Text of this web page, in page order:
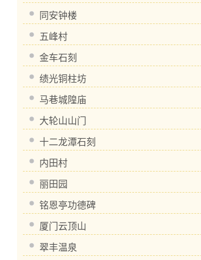
同安钟楼
五峰村
金车石刻
绩光铜柱坊
马巷城隍庙
大轮山山门
十二龙潭石刻
内田村
丽田园
铭恩亭功德碑
厦门云顶山
翠丰温泉